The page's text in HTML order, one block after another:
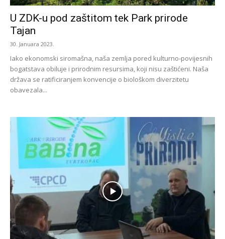
U ZDK-u pod zaštitom tek Park prirode
Tajan
30. Januara 2023.
Iako ekonomski siromašna, naša zemlja pored kulturno-povijesnih
bogatstava obiluje i prirodnim resursima, koji nisu zaštićeni. Naša
država se ratificiranjem konvencije o biološkom diverzitetu
obavezala...